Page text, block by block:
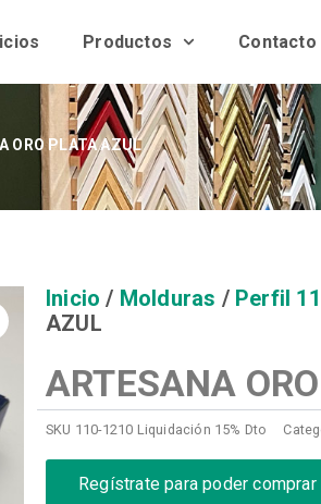
Productos Contacto
ORO PLATA AZUL
Inicio / Molduras / Perfil
AZUL
ARTESANA
SKU 110-1210 Liquidación 15% Dto
Regístrate para poder comprar